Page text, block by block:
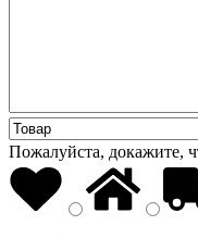
Пожалуйста, докажите,